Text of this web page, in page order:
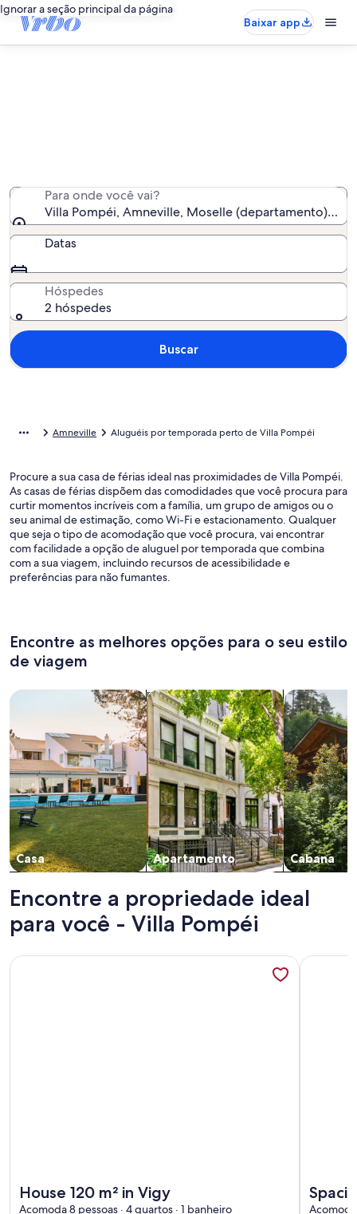
Ignorar a seção principal da página
Baixar app
Para onde você vai?
Villa Pompéi, Amneville, Moselle (departamento),
Datas
Hóspedes
2 hóspedes
Buscar
Amneville Aluguéis por temporada perto de Villa Pompéi
Procure a sua casa de férias ideal nas proximidades de Villa Pompéi.
As casas de férias dispõem das comodidades que você procura para
curtir momentos incríveis com a família, um grupo de amigos ou o
seu animal de estimação, como Wi-Fi e estacionamento. Qualquer
que seja o tipo de acomodação que você procura, vai encontrar
com facilidade a opção de aluguel por temporada que combina
com a sua viagem, incluindo recursos de acessibilidade e
preferências para não fumantes.
Encontre as melhores opções para o seu estilo
de viagem
Casa
Busque casas
Apartamento
Busque apartamentos
Cabana
buscar
Encontre a propriedade ideal
para você - Villa Pompéi
House 120 m² in Vigy
Acomoda 8 pessoas · 4 quartos · 1 banheiro
Mais informações sobre House 120 m² in Vigy Mais